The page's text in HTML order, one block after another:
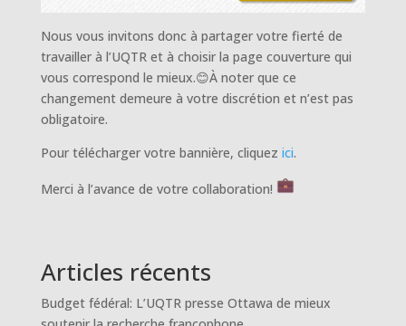
Nous vous invitons donc à partager votre fierté de
travailler à l’UQTR et à choisir la page couverture qui
vous correspond le mieux.😊À noter que ce
changement demeure à votre discrétion et n’est pas
obligatoire.
Pour télécharger votre bannière, cliquez ici.
Merci à l’avance de votre collaboration!
Articles récents
Budget fédéral: L’UQTR presse Ottawa de mieux